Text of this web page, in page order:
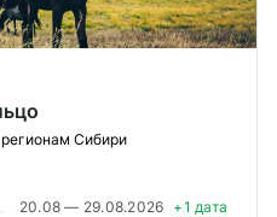
Сибири
20.08 — 29.08.2026 +1 дата